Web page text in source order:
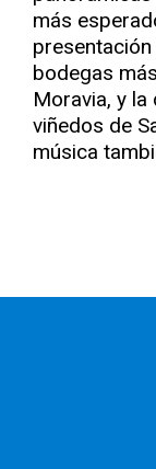
más
bodegas
Moravia, y
viñedos de
música